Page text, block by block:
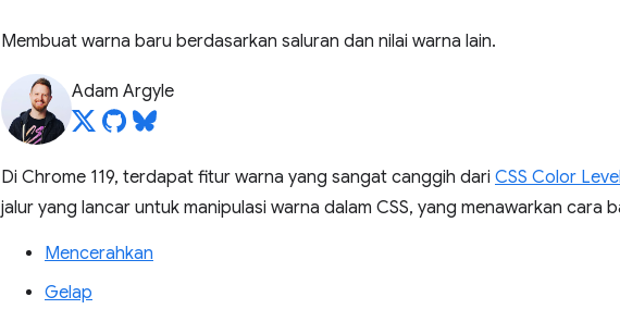
Membuat warna baru berdasarkan saluran dan nilai warna lain.
Adam Argyle
Di Chrome 119, terdapat fitur warna yang sangat canggih dari CSS Color
jalur yang lancar untuk manipulasi warna dalam CSS, yang menawarkan cara
Mencerahkan
Gelap